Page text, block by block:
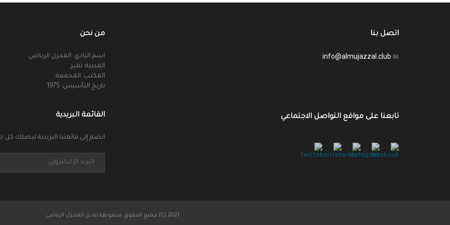
اتصل بنا
info@almujazzal.club
من نحن
اسم النادي: المجزل الرياضي
المدينة: تمير
المكتب: المجمعة
تاريخ التأسيس: 1975
تابعنا على مواقع التواصل الاجتماعي القائمة البريدية
انضم إلى قائمتنا البريدية ليصلك كل
جميع الحقوق محفوظة لنادي المجزل الرياضي (C) 2021